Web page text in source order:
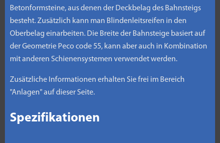
Betonformsteine, aus denen der Deckbelag des Bahnsteigs
besteht. Zusätzlich kann man Blindenleitsreifen in den
Oberbelag einarbeiten. Die Breite der Bahnsteige basiert auf
der Geometrie Peco code 55, kann aber auch in Kombination
mit anderen Schienensystemen verwendet werden.
Zusätzliche Informationen erhalten Sie frei im Bereich
"Anlagen" auf dieser Seite.
Spezifikationen